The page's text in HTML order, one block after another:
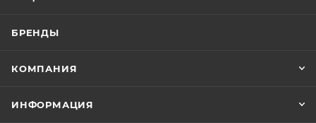
БРЕНДЫ
КОМПАНИЯ
ИНФОРМАЦИЯ